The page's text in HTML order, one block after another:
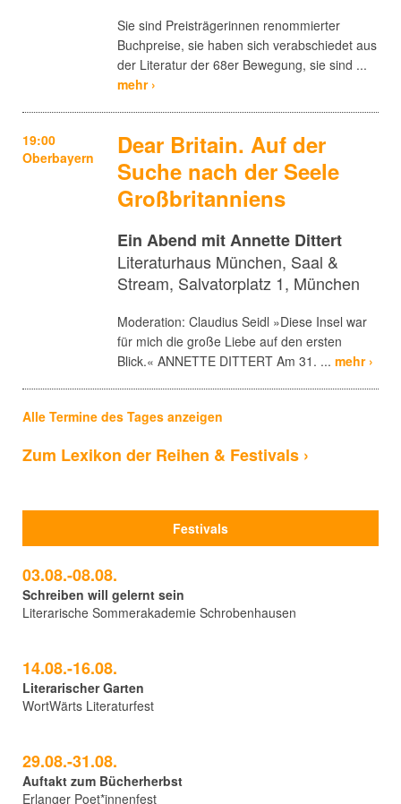
Sie sind Preisträgerinnen renommierter
Buchpreise, sie haben sich verabschiedet aus
der Literatur der 68er Bewegung, sie sind ...
mehr ›
19:00
Oberbayern
Dear Britain. Auf der
Suche nach der Seele
Großbritanniens
Ein Abend mit Annette Dittert
Literaturhaus München, Saal &
Stream, Salvatorplatz 1, München
Moderation: Claudius Seidl »Diese Insel war
für mich die große Liebe auf den ersten
Blick.« ANNETTE DITTERT Am 31. ... mehr ›
Alle Termine des Tages anzeigen
Zum Lexikon der Reihen & Festivals ›
Festivals
03.08.-08.08.
Schreiben will gelernt sein
Literarische Sommerakademie Schrobenhausen
14.08.-16.08.
Literarischer Garten
WortWärts Literaturfest
29.08.-31.08.
Auftakt zum Bücherherbst
Erlanger Poet*innenfest